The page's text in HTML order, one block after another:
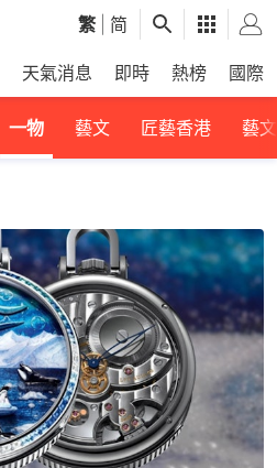
繁 简
天氣消息 即時 熱榜 國際
一物 藝文 匠藝香港 藝